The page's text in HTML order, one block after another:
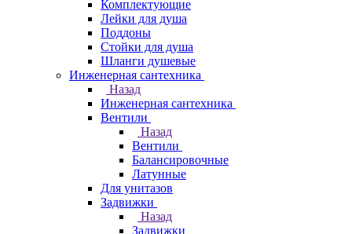
Комплектующие
Лейки для душа
Поддоны
Стойки для душа
Шланги душевые
Инженерная сантехника
Назад
Инженерная сантехника
Вентили
Назад
Вентили
Балансировочные
Латунные
Для унитазов
Задвижки
Назад
Задвижки